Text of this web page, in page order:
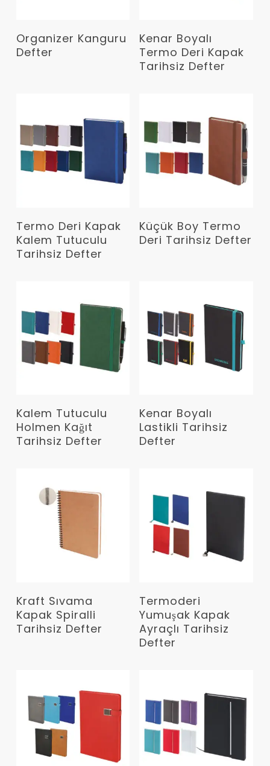
Devamını Oku
Organizer Kanguru
Defter
Devamını Oku
Kenar Boyalı
Termo Deri Kapak
Tarihsiz Defter
Devamını Oku
Termo Deri Kapak
Kalem Tutuculu
Tarihsiz Defter
Devamını Oku
Küçük Boy Termo
Deri Tarihsiz Defter
Devamını Oku
Kalem Tutuculu
Holmen Kağıt
Tarihsiz Defter
Devamını Oku
Kenar Boyalı
Lastikli Tarihsiz
Defter
Devamını Oku
Kraft Sıvama
Kapak Spiralli
Tarihsiz Defter
Devamını Oku
Termoderi
Yumuşak Kapak
Ayraçlı Tarihsiz
Defter